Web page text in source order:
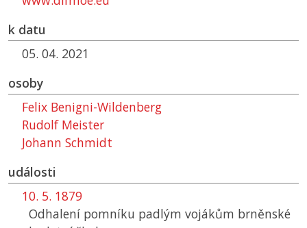
k datu
05. 04. 2021
osoby
Felix Benigni-Wildenberg
Rudolf Meister
Johann Schmidt
události
10. 5. 1879
Odhalení pomníku padlým vojákům brněnské